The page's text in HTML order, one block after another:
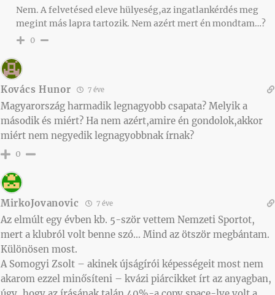
Nem. A felvetésed eleve hülyeség,az ingatlankérdés meg
megint más lapra tartozik. Nem azért mert én mondtam…?
0
Kovács Hunor 7 éve
Magyarország harmadik legnagyobb csapata? Melyik a
második és miért? Ha nem azért,amire én gondolok,akkor
miért nem negyedik legnagyobbnak írnak?
0
MirkoJovanovic 7 éve
Az elmúlt egy évben kb. 5-ször vettem Nemzeti Sportot,
mert a klubról volt benne szó… Mind az ötször megbántam.
Különösen most.
A Somogyi Zsolt – akinek újságírói képességeit most nem
akarom ezzel minősíteni – kvázi piárcikket írt az anyagban,